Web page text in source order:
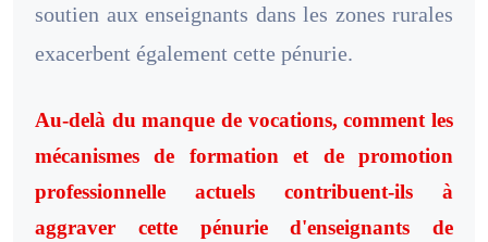
soutien aux enseignants dans les zones rurales
exacerbent également cette pénurie.
Au-delà du manque de vocations, comment les
mécanismes de formation et de promotion
professionnelle actuels contribuent-ils à
aggraver cette pénurie d'enseignants de